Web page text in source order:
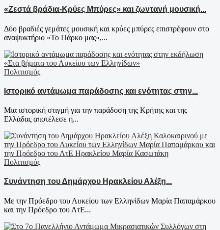
«Ζεστά βράδια-Κρύες Μπύρες» και ζωντανή μουσική...
Δύο βραδιές γεμάτες μουσική και κρύες μπύρες επιστρέφουν στο
αναψυκτήριο «Το Πάρκο μας»,...
Πολιτισμός
Ιστορικό αντάμωμα παράδοσης και ενότητας στην...
Μια ιστορική στιγμή για την παράδοση της Κρήτης και της
Ελλάδας αποτέλεσε η...
Πολιτισμός
Συνάντηση του Δημάρχου Ηρακλείου Αλέξη...
Με την Πρόεδρο του Λυκείου των Ελληνίδων Μαρία Παπαμάρκου
και την Πρόεδρο του ΛτΕ...